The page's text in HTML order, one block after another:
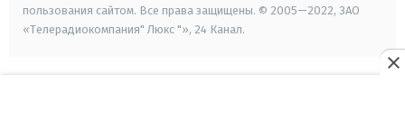
пользования сайтом. Все права защищены. © 2005—2022, ЗАО
«Телерадиокомпания" Люкс "», 24 Канал.